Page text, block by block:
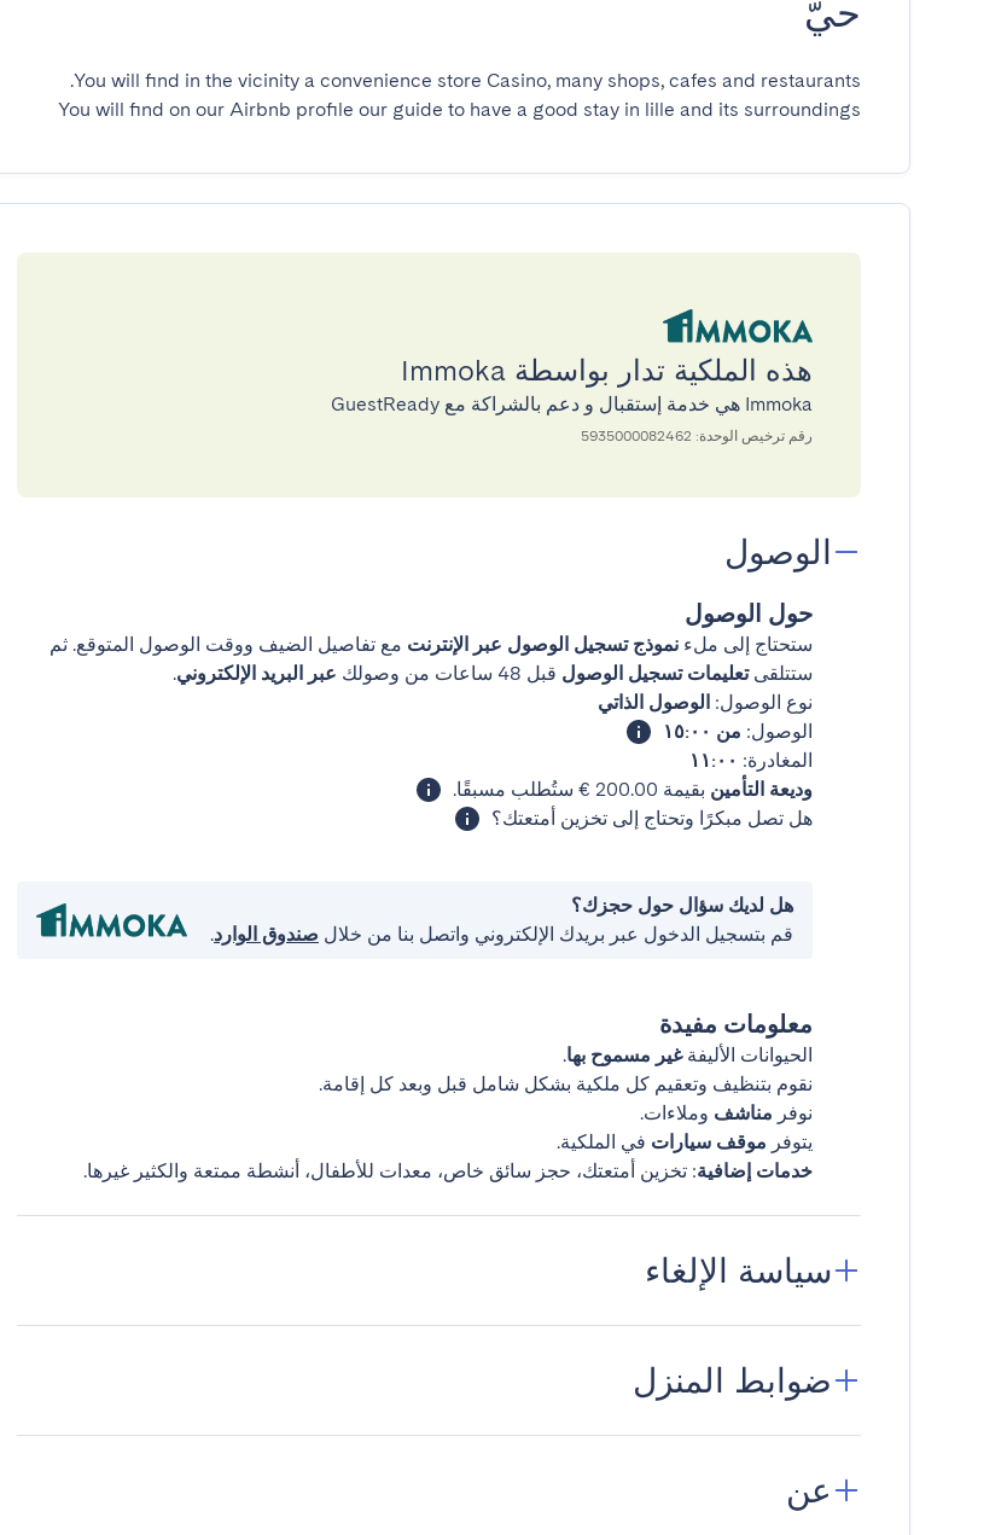
حيّ
You will find on our Airbnb profile our guide to have a good stay in lille and its surroundings
هذه الملكية تدار بواسطة Immoka
Immoka هي خدمة إستقبال و دعم بالشراكة مع GuestReady
رقم ترخيص الوحدة: 5935000082462
الوصول
حول الوصول
ستحتاج إلى ملء نموذج تسجيل الوصول عبر الإنترنت مع تفاصيل الضيف ووقت الوصول المتوقع. ثم
ستتلقىتعليمات تسجيل الوصول قبل 48 ساعات من وصولك عبر البريد الإلكتروني.
نوع الوصول: الوصول الذاتي
الوصول: من ١٥:٠٠
المغادرة: ١١:٠٠
وديعة التأمين بقيمة ‏200.00 € ستُطلب مسبقًا.
هل تصل مبكرًا وتحتاج إلى تخزين أمتعتك؟
هل لديك سؤال حول حجزك؟
قم بتسجيل الدخول عبر بريدك الإلكتروني واتصل بنا من خلال صندوق الوارد.
معلومات مفيدة
الحيوانات الأليفةغير مسموح بها.
نقوم بتنظيف وتعقيم كل ملكية بشكل شامل قبل وبعد كل إقامة.
نوفر مناشف وملاءات.
يتوفر موقف سيارات في الملكية.
خدمات إضافية: تخزين أمتعتك، حجز سائق خاص، معدات للأطفال، أنشطة ممتعة والكثير غيرها.
سياسة الإلغاء
ضوابط المنزل
عن